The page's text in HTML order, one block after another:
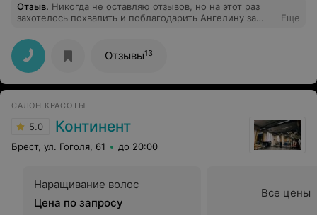
Отзыв. Никогда не оставляю отзывов, но на этот раз
захотелось похвалить и поблагодарить Ангелину за
Еще
Отзывы13
САЛОН КРАСОТЫ
5.0 Континент
Брест, ул. Гоголя, 61 до 20:00
Наращивание волос
Цена по запросу
Все цены